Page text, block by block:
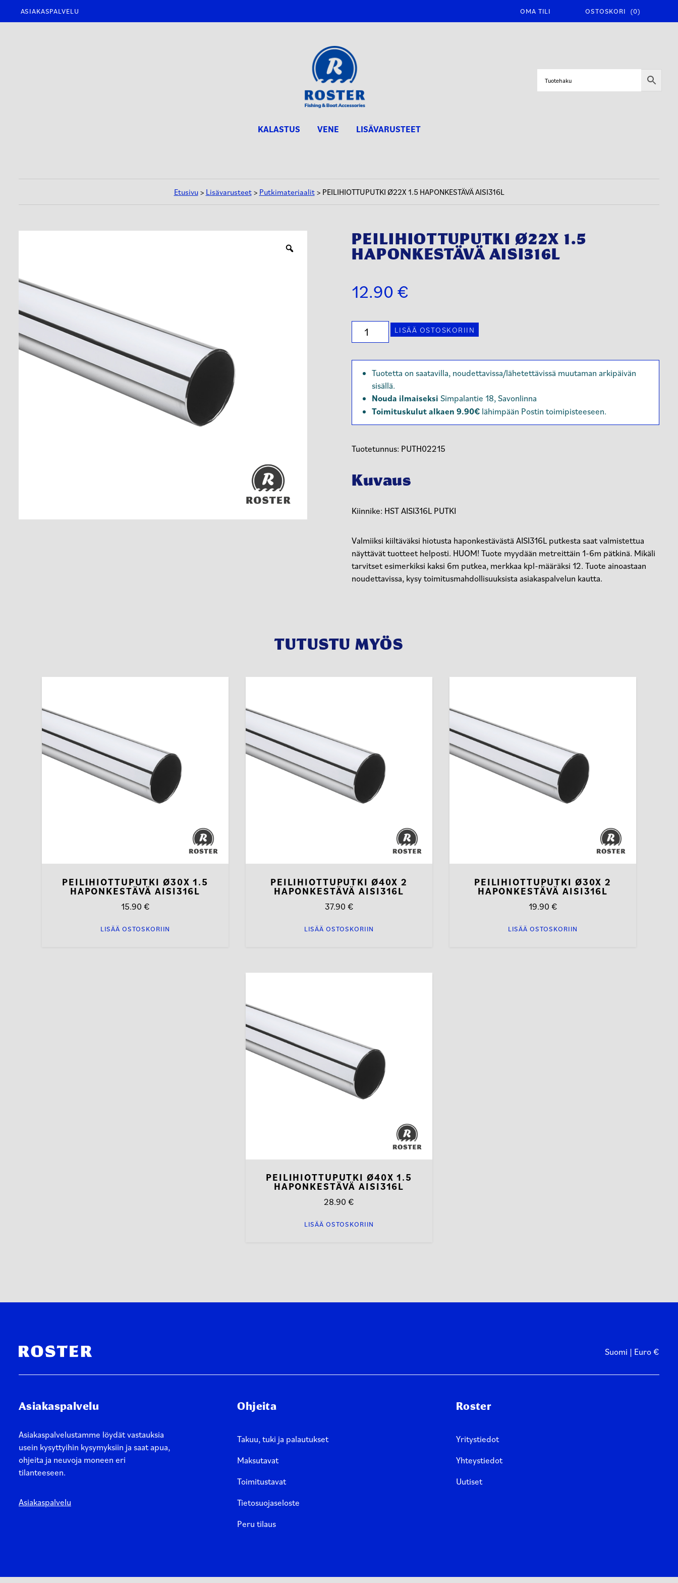
ASIAKASPALVELU OMA TILI OSTOSKORI (0)
KALASTUS VENE LISÄVARUSTEET
Etusivu> Lisävarusteet> Putkimateriaalit> PEILIHIOTTUPUTKI Ø22X 1.5 HAPONKESTÄVÄ AISI316L
PEILIHIOTTUPUTKI Ø22X 1.5
HAPONKESTÄVÄ AISI316L
12.90 €
PEILIHIOTTUPUTKI
Ø22X
AISI316L
määrä
LISÄÄ OSTOSKORIIN
Tuotetta on saatavilla, noudettavissa/lähetettävissä muutaman arkipäivän
sisällä.
Nouda ilmaiseksi Simpalantie 18, Savonlinna
Toimituskulut alkaen 9.90€lähimpään Postin toimipisteeseen.
Tuotetunnus: PUTH02215
Kuvaus
Kiinnike: HST AISI316L PUTKI
Valmiiksi kiiltäväksi hiotusta haponkestävästä AISI316L putkesta saat valmistettua
näyttävät tuotteet helposti. HUOM! Tuote myydään metreittäin 1-6m pätkinä. Mikäli
tarvitset esimerkiksi kaksi 6m putkea, merkkaa kpl-määräksi 12. Tuote ainoastaan
noudettavissa, kysy toimitusmahdollisuuksista asiakaspalvelun kautta.
TUTUSTU MYÖS
PEILIHIOTTUPUTKI Ø30X 1.5
HAPONKESTÄVÄ AISI316L
15.90 €
LISÄÄ OSTOSKORIIN
PEILIHIOTTUPUTKI Ø40X 2
HAPONKESTÄVÄ AISI316L
37.90 €
LISÄÄ OSTOSKORIIN
PEILIHIOTTUPUTKI Ø30X 2
HAPONKESTÄVÄ AISI316L
19.90 €
LISÄÄ OSTOSKORIIN
PEILIHIOTTUPUTKI Ø40X 1.5
HAPONKESTÄVÄ AISI316L
28.90 €
LISÄÄ OSTOSKORIIN
Suomi | Euro €
Asiakaspalvelu
Asiakaspalvelustamme löydät vastauksia
usein kysyttyihin kysymyksiin ja saat apua,
ohjeita ja neuvoja moneen eri
tilanteeseen.
Asiakaspalvelu
Ohjeita
Takuu, tuki ja palautukset
Maksutavat
Toimitustavat
Tietosuojaseloste
Peru tilaus
Roster
Yritystiedot
Yhteystiedot
Uutiset